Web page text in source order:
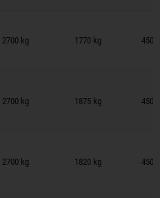
2700 kg 1770 kg 450
2700 kg 1875 kg 450
2700 kg 1820 kg 450